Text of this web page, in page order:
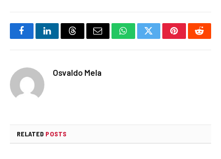
FacebookLinkedInThreadsEmail WhatsAppTwitterPinterest
Osvaldo Mela
RELATED POSTS